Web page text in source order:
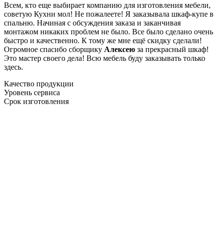
Всем, кто еще выбирает компанию для изготовления мебели,
советую Кухни мол! Не пожалеете! Я заказывала шкаф-купе в
спальню. Начиная с обсуждения заказа и заканчивая
монтажом никаких проблем не было. Все было сделано очень
быстро и качественно. К тому же мне ещё скидку сделали!
Огромное спасибо сборщику Алексею за прекрасный шкаф!
Это мастер своего дела! Всю мебель буду заказывать только
здесь.
Качество продукции
Уровень сервиса
Срок изготовления